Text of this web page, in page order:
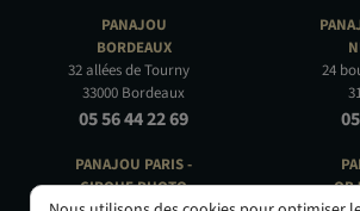
PANAJOU
BORDEAUX
32 allées de Tourny
33000 Bordeaux
05 56 44 22 69
PANAJOU PARIS -
CIRQUE PHOTO
24